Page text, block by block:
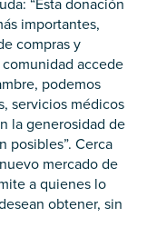
importantes,
compras y
accede
podemos
servicios médicos
la generosidad de
posibles”. Cerca
mercado de
a quienes lo
obtener, sin